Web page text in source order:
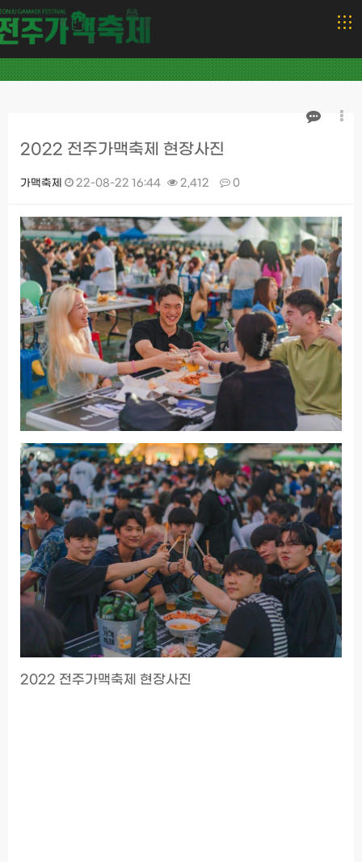
2022 전주가맥축제 현장사진
가맥축제 22-08-22 16:44 2,412 0
본문
2022 전주가맥축제 현장사진